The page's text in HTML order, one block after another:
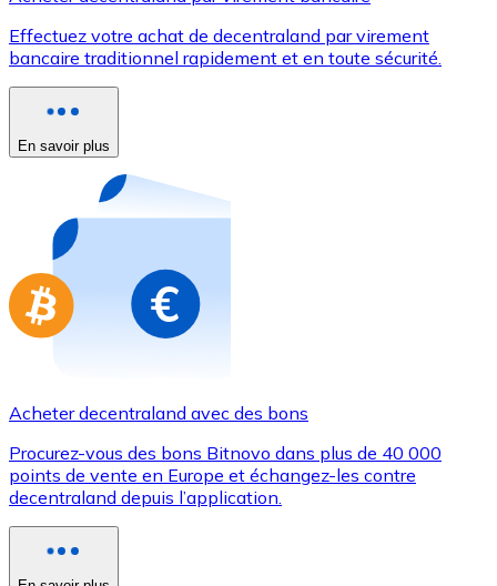
Utilisez les cartes Visa et Mastercard pour acheter
Acheter avec carte
Boutique - Cartes
Achetez des cartes-cadeaux de vos marques
Aller à la boutique de cartes-cadeaux
Effectuez votre achat de decentraland par virement
bancaire traditionnel rapidement et en toute sécurité.
En savoir plus
Acheter decentraland avec des bons
Procurez-vous des bons Bitnovo dans plus de 40 000
points de vente en Europe et échangez-les contre
decentraland depuis l’application.